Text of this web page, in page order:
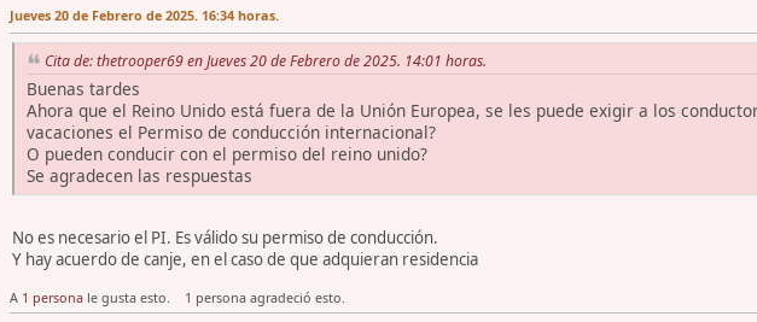
Jueves 20 de Febrero de 2025. 16:34 horas.
Cita de: thetrooper69 en Jueves 20 de Febrero de 2025. 14:01 horas.
Buenas tardes
Ahora que el Reino Unido está fuera de la Unión Europea, se les puede exigir a los
vacaciones el Permiso de conducción internacional?
O pueden conducir con el permiso del reino unido?
Se agradecen las respuestas
No es necesario el PI. Es válido su permiso de conducción.
Y hay acuerdo de canje, en el caso de que adquieran residencia
A 1 persona le gusta esto. 1 persona agradeció esto.